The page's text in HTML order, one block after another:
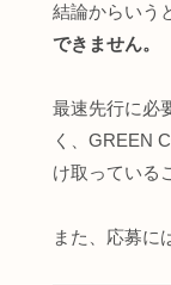
結論からいう
できません。
最速先行に必
く、GREEN
け取っている
また、応募に